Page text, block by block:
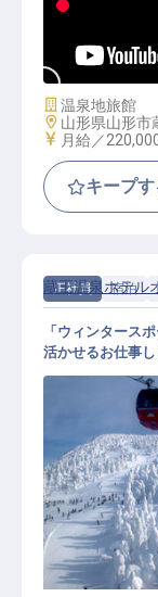
寮で生活も
施設業態
温泉地旅館
勤務地
山形県山形市
給与
月給／
キープす
正社員 宿泊
フロントス
費無料／賄
蔵王温泉ホテル
「ウィンタース
活かせるお仕事し